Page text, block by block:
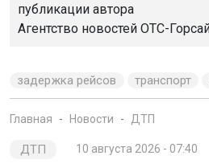
публикации автора
Агентство новостей ОТС-
задержка рейсов транспорт
Главная Новости ДТП
ДТП 10 августа 2026 - 07:40